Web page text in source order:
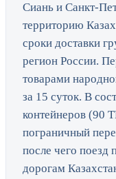
Сиань и Санкт-
территорию
сроки доставки
регион России.
товарами
за 15 суток. В
контейнеров (90
пограничный
после чего поезд
дорогам